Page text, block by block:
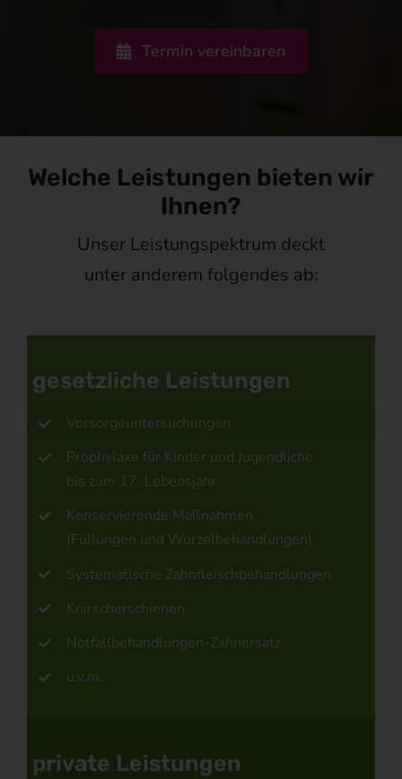
Termin vereinbaren
Welche Leistungen bieten wir
Ihnen?
Unser Leistungspektrum deckt
unter anderem folgendes ab:
gesetzliche Leistungen
Vorsorgeuntersuchungen
Prophylaxe für Kinder und Jugendliche
bis zum 17. Lebensjahr
Konservierende Maßnahmen
(Füllungen und Wurzelbehandlungen)
Systematische Zahnfleischbehandlungen
Knirscherschienen
Notfallbehandlungen-Zahnersatz
u.v.m.
private Leistungen